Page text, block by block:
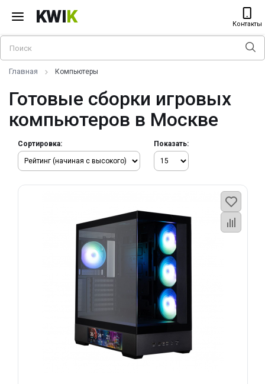
KWIK Контакты
Главная Компьютеры
Готовые сборки игровых
компьютеров в Москве
Сортировка: Показать: